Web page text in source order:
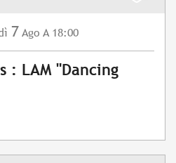
7 Ago A 18:00
: LAM "Dancing